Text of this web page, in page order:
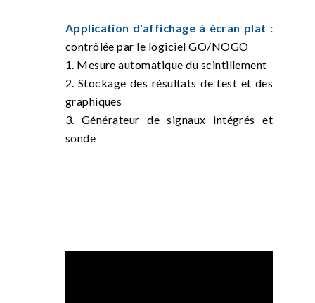
Application d'affichage à écran plat :
contrôlée par le logiciel GO/NOGO
1. Mesure automatique du scintillement
2. Stockage des résultats de test et des
graphiques
3. Générateur de signaux intégrés et
sonde